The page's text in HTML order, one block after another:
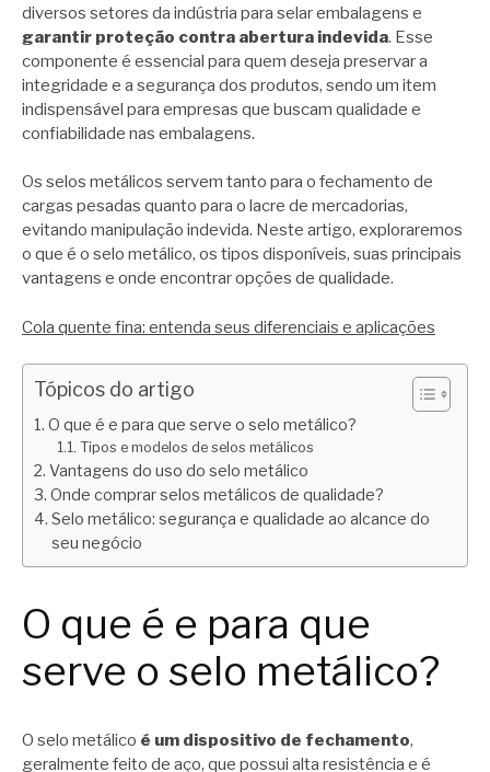
diversos setores da indústria para selar embalagens e
garantir proteção contra abertura indevida. Esse
componente é essencial para quem deseja preservar a
integridade e a segurança dos produtos, sendo um item
indispensável para empresas que buscam qualidade e
confiabilidade nas embalagens.
Os selos metálicos servem tanto para o fechamento de
cargas pesadas quanto para o lacre de mercadorias,
evitando manipulação indevida. Neste artigo, exploraremos
o que é o selo metálico, os tipos disponíveis, suas principais
vantagens e onde encontrar opções de qualidade.
Cola quente fina: entenda seus diferenciais e aplicações
Tópicos do artigo
O que é e para que serve o selo metálico?
Tipos e modelos de selos metálicos
Vantagens do uso do selo metálico
Onde comprar selos metálicos de qualidade?
Selo metálico: segurança e qualidade ao alcance do
seu negócio
O que é e para que
serve o selo metálico?
O selo metálico é um dispositivo de fechamento,
geralmente feito de aço, que possui alta resistência e é